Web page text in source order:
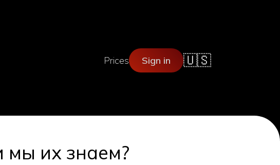
Prices Sign in 🇺🇸
мы их знаем?